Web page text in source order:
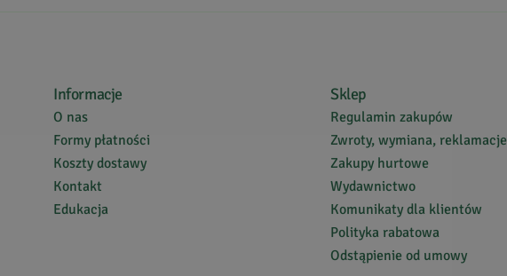
Informacje
O nas
Formy płatności
Koszty dostawy
Kontakt
Edukacja
Sklep
Regulamin zakupów
Zwroty, wymiana, reklamacje
Zakupy hurtowe
Wydawnictwo
Komunikaty dla klientów
Polityka rabatowa
Odstąpienie od umowy